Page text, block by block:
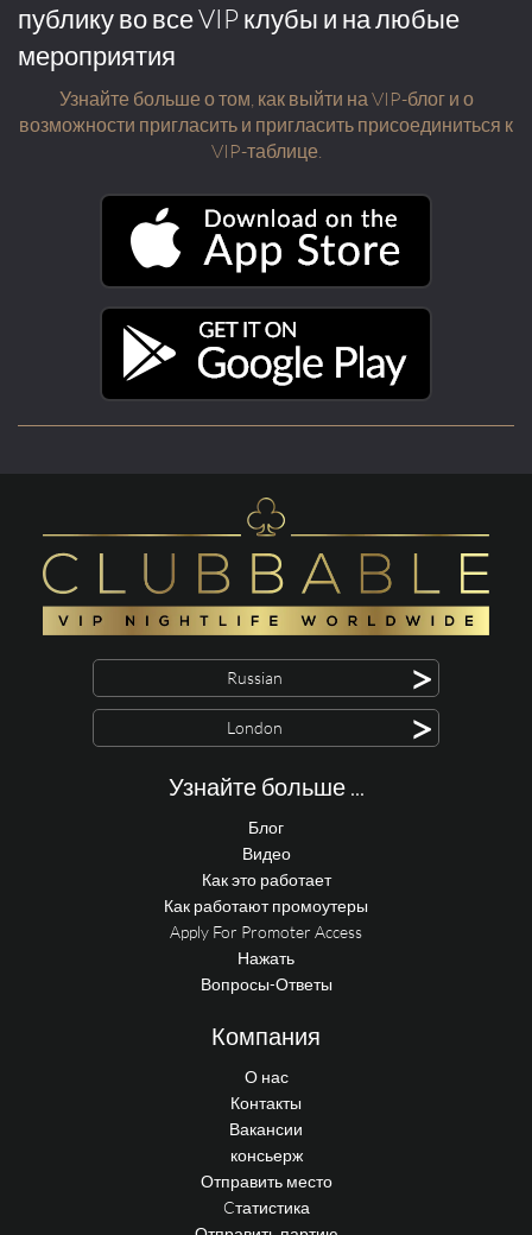
публику во все VIP клубы и на любые
мероприятия
Узнайте больше о том, как выйти на VIP-блог и о
возможности пригласить и пригласить присоединиться к
VIP-таблице.
Russian >
London >
Узнайте больше ...
Блог
Видео
Как это работает
Как работают промоутеры
Apply For Promoter Access
Нажать
Вопросы-Ответы
Компания
О нас
Контакты
Вакансии
консьерж
Отправить место
Cтатистика